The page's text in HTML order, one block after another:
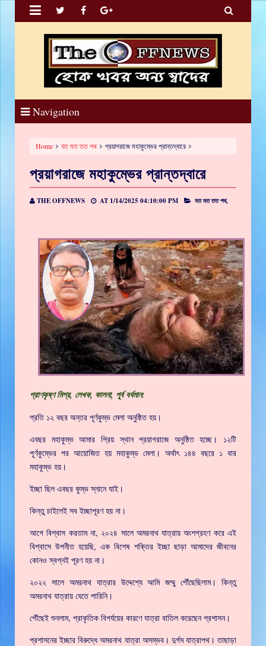
 
Navigation
Home যত মত তত পথ প্রয়াগরাজে মহাকুম্ভের প্রান্তদ্বারে
প্রয়াগরাজে মহাকুম্ভের প্রান্তদ্বারে
THE OFFNEWS AT 1/14/2025 04:10:00 PM যত মত তত পথ,
প্রাণকৃষ্ণ মিশ্র, লেখক, কালনা, পূর্ব বর্ধমান:
প্রতি ১২ বছর অন্তর পূর্ণকুম্ভ মেলা অনুষ্ঠিত হয়।
এবছর মহাকুম্ভ আমার প্রিয় স্থান প্রয়াগরাজে অনুষ্ঠিত হচ্ছে। ১২টি
পূর্ণকুম্ভের পর আয়োজিত হয় মহাকুম্ভ মেলা। অর্থাৎ ১৪৪ বছরে ১ বার
মহাকুম্ভ হয়।
ইচ্ছা ছিল এবছর কুম্ভ স্নানে যাই।
কিন্তু চাইলেই সব ইচ্ছাপূরণ হয় না।
আগে বিশ্বাস করতাম না, ২০২৪ সালে অমরনাথ যাত্রায় অংশগ্রহণ করে এই
বিশ্বাসে উপনীত হয়েছি, এক বিশেষ শক্তির ইচ্ছা ছাড়া আমাদের জীবনের
কোনও স্বপ্নই পূরণ হয় না।
২০২২ সালে অমরনাথ যাত্রার উদ্দেশ্যে আমি জম্মু পৌঁছেছিলাম। কিন্তু
অমরনাথ যাত্রায় যেতে পারিনি।
পৌঁছেই শুনলাম, প্রাকৃতিক বিপর্যয়ের কারণে যাত্রা বাতিল করেছেন প্রশাসন।
প্রশাসনের ইচ্ছার বিরুদ্ধে অমরনাথ যাত্রা অসম্ভব। দুর্গম যাত্রাপথ। তাছাড়া